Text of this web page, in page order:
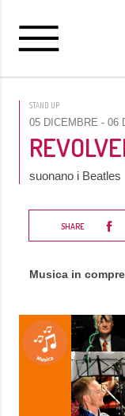
STAND UP
05 DICEMBRE - 06
suonano i Beatles
SHARE
Musica in